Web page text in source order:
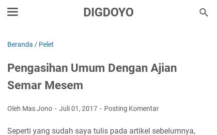
DIGDOYO
Beranda / Pelet
Pengasihan Umum Dengan Ajian
Semar Mesem
Oleh Mas Jono Juli 01, 2017 Posting Komentar
Seperti yang sudah saya tulis pada artikel sebelumnya,